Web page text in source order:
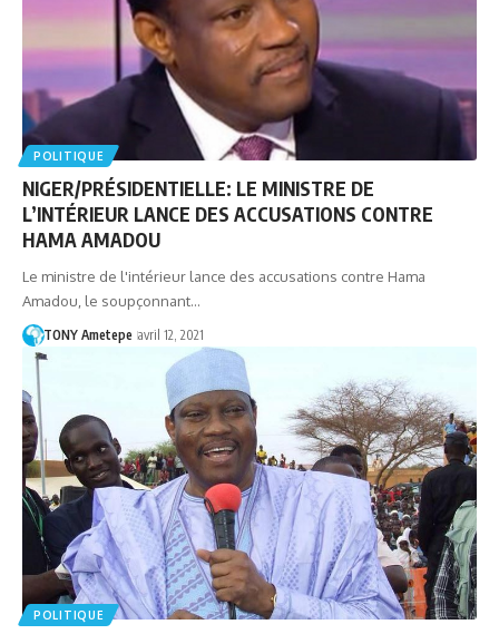
POLITIQUE
NIGER/PRÉSIDENTIELLE: LE MINISTRE DE
L’INTÉRIEUR LANCE DES ACCUSATIONS CONTRE
HAMA AMADOU
Le ministre de l'intérieur lance des accusations contre Hama
Amadou, le soupçonnant…
TONY Ametepe avril 12, 2021
POLITIQUE